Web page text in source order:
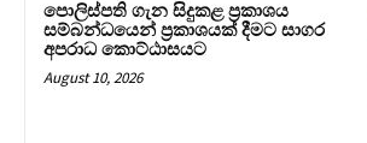
පොලිස්පති ගැන සිදුකළ ප්‍රකාශය
සම්බන්ධයෙන් ප්‍රකාශයක් දීමට සාගර
අපරාධ කොට්ඨාසයට
August 10, 2026